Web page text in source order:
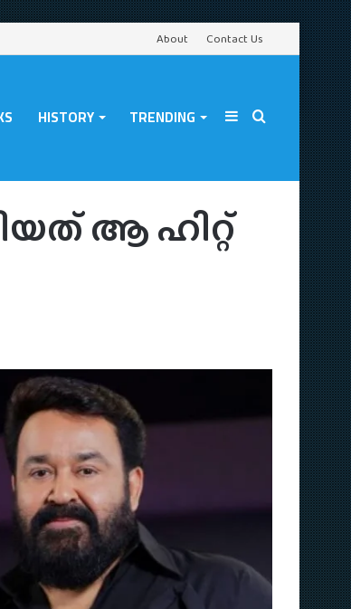
About Contact Us
HISTORY TRENDING Search
Sidebar
ആ ഹിറ്റ്